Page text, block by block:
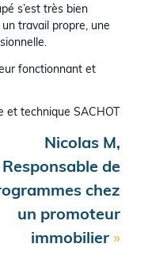
s’est très bien
travail propre, une
fonctionnant et
et technique SACHOT
Nicolas M,
Responsable de
chez
un promoteur
immobilier »